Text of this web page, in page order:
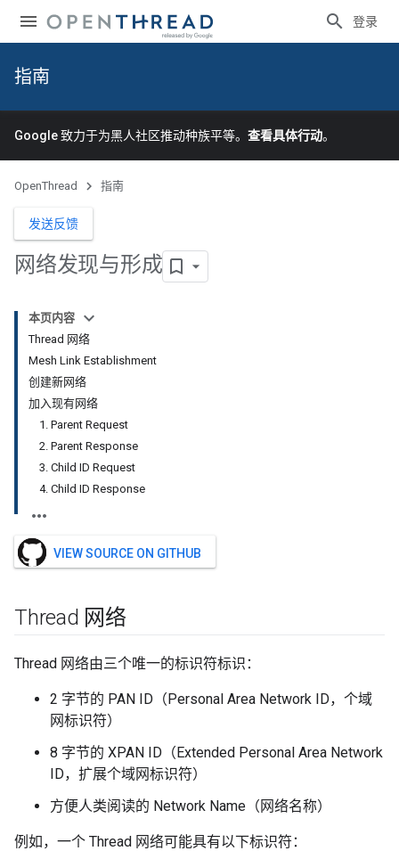
登录
指南
Google 致力于为黑人社区推动种族平等。 查看具体行动。
OpenThread 指南
发送反馈
网络发现与形成
本页内容
Thread 网络
Mesh Link Establishment
创建新网络
加入现有网络
1. Parent Request
2. Parent Response
3. Child ID Request
4. Child ID Response
VIEW SOURCE ON GITHUB
Thread 网络
Thread 网络由三个唯一的标识符标识：
2 字节的 PAN ID（Personal Area Network ID，个域
网标识符）
8 字节的 XPAN ID（Extended Personal Area Network
ID，扩展个域网标识符）
方便人类阅读的 Network Name（网络名称）
例如，一个 Thread 网络可能具有以下标识符：